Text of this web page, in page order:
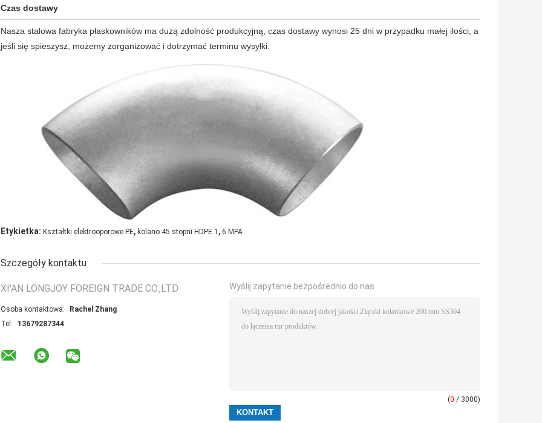
Czas dostawy
Nasza stalowa fabryka płaskowników ma dużą zdolność produkcyjną, czas dostawy wynosi 25 dni w przypadku małej ilości, a
jeśli się spieszysz, możemy zorganizować i dotrzymać terminu wysyłki.
Etykietka: Kształtki elektrooporowe PE, kolano 45 stopni HDPE 1 , 6 MPA
Szczegóły kontaktu
XI'AN LONGJOY FOREIGN TRADE CO.,LTD
Osoba kontaktowa:
Rachel Zhang
Tel:
13679287344
Wyślij zapytanie bezpośrednio do nas
(0 / 3000)